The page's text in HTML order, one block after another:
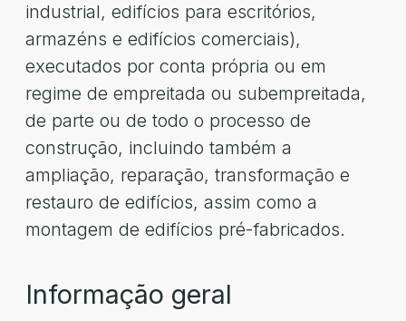
industrial, edifícios para escritórios,
armazéns e edifícios comerciais),
executados por conta própria ou em
regime de empreitada ou subempreitada,
de parte ou de todo o processo de
construção, incluindo também a
ampliação, reparação, transformação e
restauro de edifícios, assim como a
montagem de edifícios pré-fabricados.
Informação geral